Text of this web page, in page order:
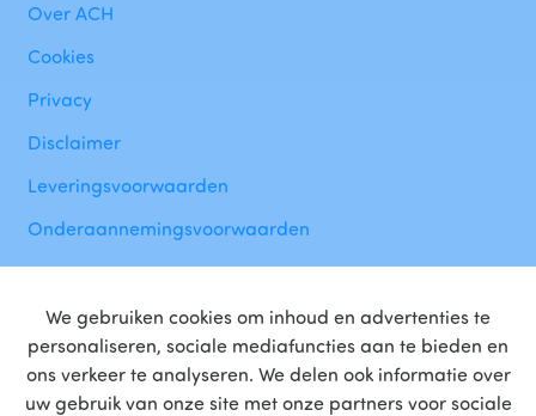
We gebruiken cookies om inhoud en advertenties te
personaliseren, sociale mediafuncties aan te bieden en
ons verkeer te analyseren. We delen ook informatie over
uw gebruik van onze site met onze partners voor sociale
Over ACH
Cookies
Privacy
Disclaimer
Leveringsvoorwaarden
Onderaannemingsvoorwaarden
Trotsepartner van